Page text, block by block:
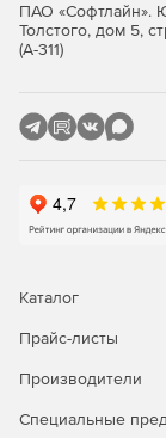
ПАО «Софтлайн».
Толстого, дом 5,
(А-311)
Каталог
Прайс-листы
Производители
Специальные